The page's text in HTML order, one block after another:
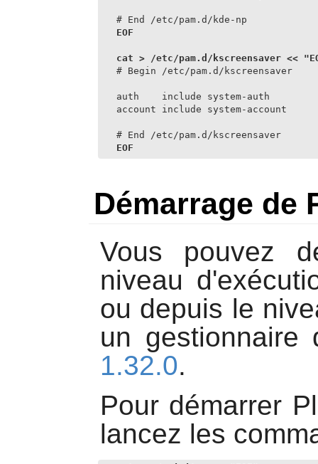
# End /etc/pam.d/kde-np
EOF
# Begin /etc/pam.d/kscreensaver
auth    include system-auth
account include system-account
# End /etc/pam.d/kscreensaver
EOF
Démarrage de
Vous pouvez
niveau
ou depuis le
un
1.32.0.
Pour démarrer
lancez les